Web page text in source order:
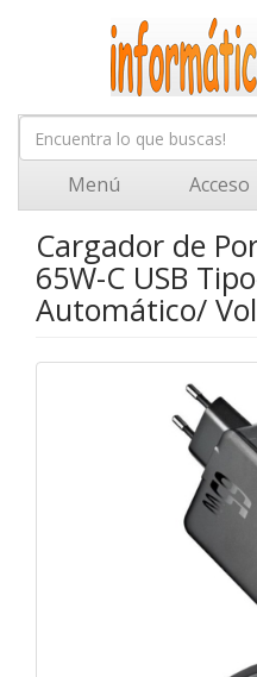
Menú Acceso
Cargador de
65W-C USB
Automático/